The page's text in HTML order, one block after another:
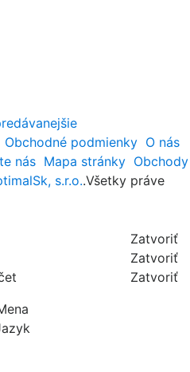
Obchodné podmienky O nás
nás Mapa stránky Obchody
s.r.o..Všetky práve
Zatvoriť
Zatvoriť
Zatvoriť